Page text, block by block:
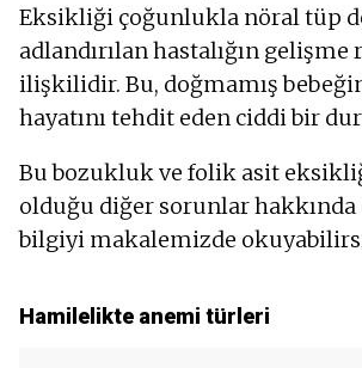
Eksikliği çoğunlukla nöral tüp
adlandırılan hastalığın
ilişkilidir. Bu, doğmamış bebeğin
hayatını tehdit eden ciddi bir
Bu bozukluk ve folik asit
olduğu diğer sorunlar hakkında
bilgiyi makalemizde
Hamilelikte anemi türleri